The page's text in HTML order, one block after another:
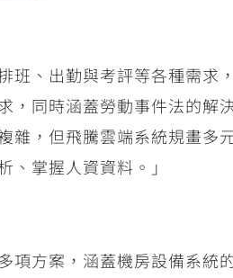
班、出勤與考評等各種需求
同時涵蓋勞動事件法的解
雜，但飛騰雲端系統規畫
掌握人資資料。」
項方案，涵蓋機房設備系統